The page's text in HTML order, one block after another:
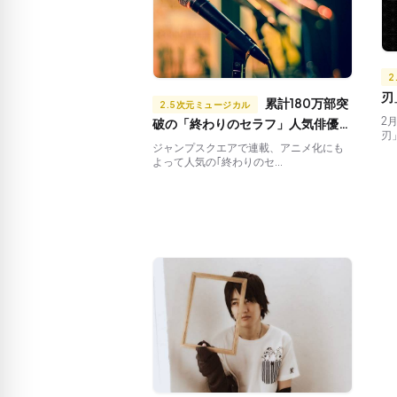
2.5次元ミュージカル
破の「終わりのセラフ」人気俳優に
よってミュージカル化！！
ジャンプスクエアで連載、アニメ化にも
よって人気の｢終わりのセ...
刃
め
も
2
刃